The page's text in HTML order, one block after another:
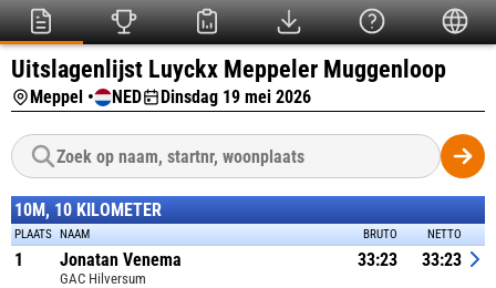
Uitslagenlijst Luyckx Meppeler Muggenloop
Meppel • NED Dinsdag 19 mei 2026
10M, 10 KILOMETER
PLAATS NAAM BRUTO NETTO
1 Jonatan Venema
GAC Hilversum
33:23 33:23